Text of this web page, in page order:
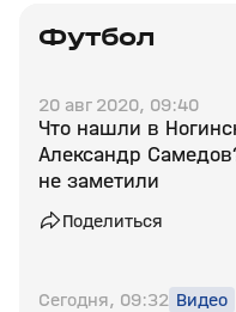
Футбол
20 авг 2020, 09:40
Что нашли в
Александр
не заметили
Поделиться
Сегодня, 09:32 Видео